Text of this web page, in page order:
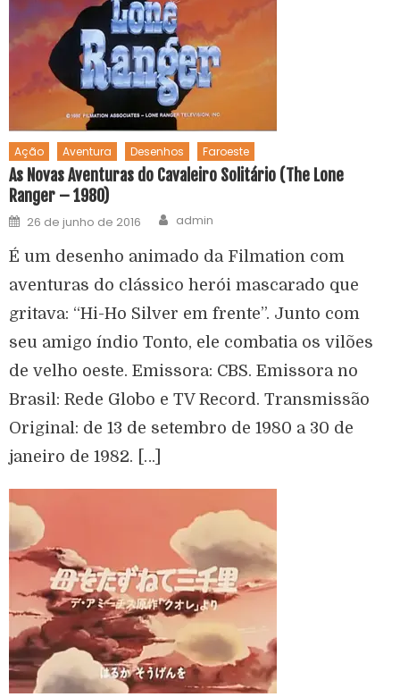
Ação Aventura Desenhos Faroeste
As Novas Aventuras do Cavaleiro Solitário (The Lone
Ranger – 1980)
26 de junho de 2016 admin
É um desenho animado da Filmation com
aventuras do clássico herói mascarado que
gritava: “Hi-Ho Silver em frente”. Junto com
seu amigo índio Tonto, ele combatia os vilões
de velho oeste. Emissora: CBS. Emissora no
Brasil: Rede Globo e TV Record. Transmissão
Original: de 13 de setembro de 1980 a 30 de
janeiro de 1982. […]